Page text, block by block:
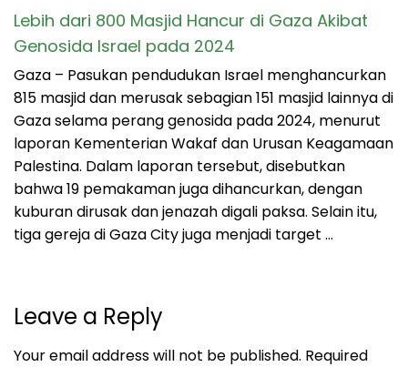
Lebih dari 800 Masjid Hancur di Gaza Akibat
Genosida Israel pada 2024
Gaza – Pasukan pendudukan Israel menghancurkan
815 masjid dan merusak sebagian 151 masjid lainnya di
Gaza selama perang genosida pada 2024, menurut
laporan Kementerian Wakaf dan Urusan Keagamaan
Palestina. Dalam laporan tersebut, disebutkan
bahwa 19 pemakaman juga dihancurkan, dengan
kuburan dirusak dan jenazah digali paksa. Selain itu,
tiga gereja di Gaza City juga menjadi target …
Leave a Reply
Your email address will not be published. Required